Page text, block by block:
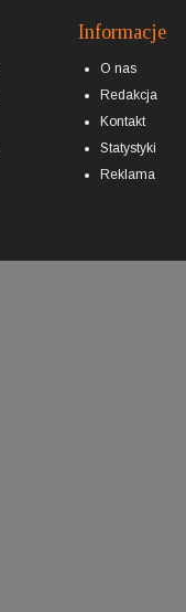
Informacje
O nas
Redakcja
Kontakt
Statystyki
Reklama